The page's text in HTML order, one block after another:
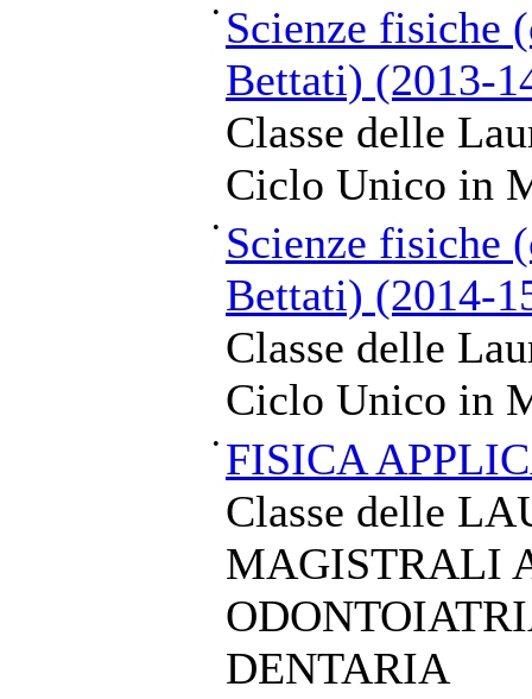
• Scienze fisiche
Bettati) (2013-
Classe delle
Ciclo Unico in
• Scienze fisiche
Bettati) (2014-
Classe delle
Ciclo Unico in
• FISICA
Classe delle
MAGISTRALI
DENTARIA